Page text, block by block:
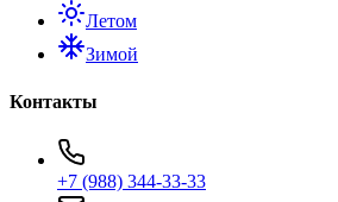
Летом
Зимой
Контакты
+7 (988) 344-33-33